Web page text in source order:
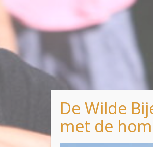
De Wilde
met de